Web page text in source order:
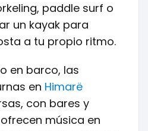
paddle surf o
un kayak para
a tu propio ritmo.
en barco, las
en Himarë
con bares y
música en